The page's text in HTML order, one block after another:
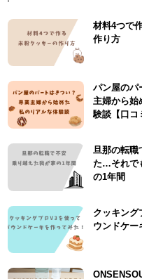
材料4つで
作り方
パン屋のパ
主婦から始
験談【口コ
旦那の転職
た…それで
の1年間
クッキング
ウンドケー